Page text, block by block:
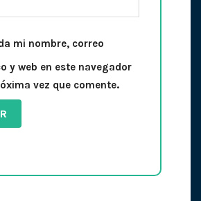
mi nombre, correo
y web en este navegador
vez que comente.